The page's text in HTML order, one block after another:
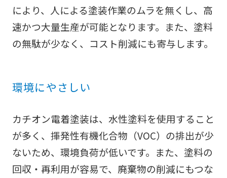
により、人による塗装作業のムラを無くし、高
速かつ大量生産が可能となります。また、塗料
の無駄が少なく、コスト削減にも寄与します。
環境にやさしい
カチオン電着塗装は、水性塗料を使用すること
が多く、揮発性有機化合物（VOC）の排出が少
ないため、環境負荷が低いです。また、塗料の
回収・再利用が容易で、廃棄物の削減にもつな